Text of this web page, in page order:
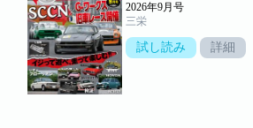
2026年9月号
三栄
試し読み 詳細